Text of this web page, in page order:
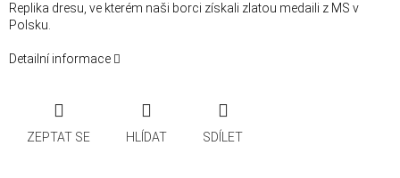
Replika dresu, ve kterém naši borci získali zlatou medaili z MS v
Polsku.
Detailní informace
ZEPTAT SE HLÍDAT SDÍLET